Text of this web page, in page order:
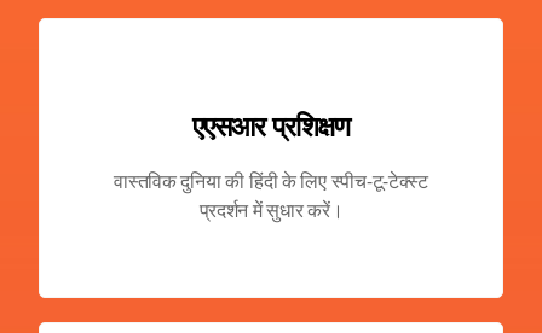
एएसआर प्रशिक्षण
वास्तविक दुनिया की हिंदी के लिए स्पीच-टू-टेक्स्ट
प्रदर्शन में सुधार करें।